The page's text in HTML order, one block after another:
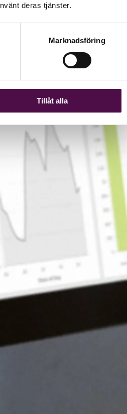
deras tjänster.
Marknadsföring
Tillåt alla